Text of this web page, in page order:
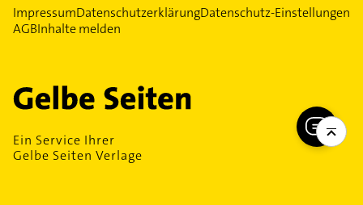
ImpressumDatenschutzerklärungDatenschutz-Einstellungen
AGBInhalte melden
Ein Service Ihrer
Gelbe Seiten Verlage